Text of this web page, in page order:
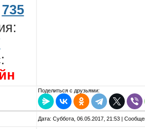
735
Поделиться с друзьями:
Дата: Суббота, 06.05.2017, 21:53 |